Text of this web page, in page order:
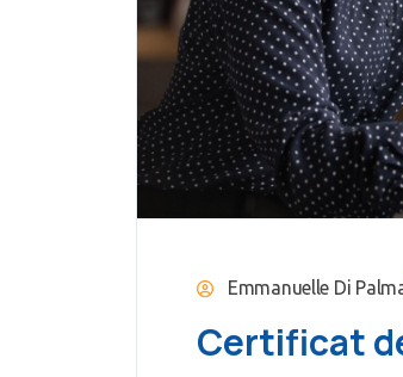
Emmanuelle Di
Certificat